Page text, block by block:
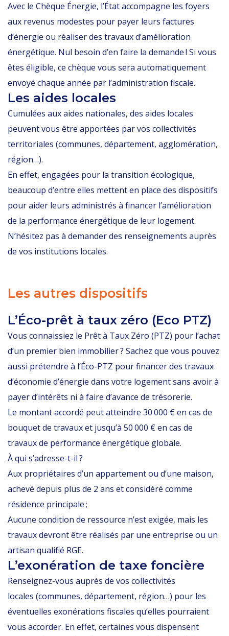
Avec le Chèque Énergie, l’État accompagne les foyers
aux revenus modestes pour payer leurs factures
d’énergie ou réaliser des travaux d’amélioration
énergétique. Nul besoin d’en faire la demande ! Si vous
êtes éligible, ce chèque vous sera automatiquement
envoyé chaque année par l’administration fiscale.
Les aides locales
Cumulées aux aides nationales, des aides locales
peuvent vous être apportées par vos collectivités
territoriales (communes, département, agglomération,
région…).
En effet, engagées pour la transition écologique,
beaucoup d’entre elles mettent en place des dispositifs
pour aider leurs administrés à financer l’amélioration
de la performance énergétique de leur logement.
N’hésitez pas à demander des renseignements auprès
de vos institutions locales.
Les autres dispositifs
L’Éco-prêt à taux zéro (Eco PTZ)
Vous connaissiez le Prêt à Taux Zéro (PTZ) pour l’achat
d’un premier bien immobilier ? Sachez que vous pouvez
aussi prétendre à l’Éco-PTZ pour financer des travaux
d’économie d’énergie dans votre logement sans avoir à
payer d’intérêts ni à faire d’avance de trésorerie.
Le montant accordé peut atteindre 30 000 € en cas de
bouquet de travaux et jusqu’à 50 000 € en cas de
travaux de performance énergétique globale.
À qui s’adresse-t-il ?
Aux propriétaires d’un appartement ou d’une maison,
achevé depuis plus de 2 ans et considéré comme
résidence principale ;
Aucune condition de ressource n’est exigée, mais les
travaux devront être réalisés par une entreprise ou un
artisan qualifié RGE.
L’exonération de taxe foncière
Renseignez-vous auprès de vos collectivités
locales (communes, département, région…) pour les
éventuelles exonérations fiscales qu’elles pourraient
vous accorder. En effet, certaines vous dispensent